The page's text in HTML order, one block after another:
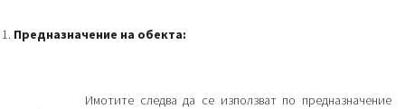
Предназначение на обекта:
Имотите следва да се използват по предназначение